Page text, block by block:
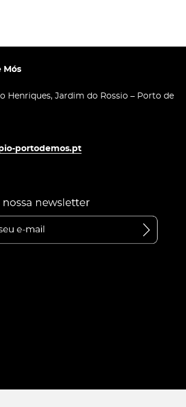
Mós
Henriques, Jardim do Rossio – Porto de
portodemos.pt